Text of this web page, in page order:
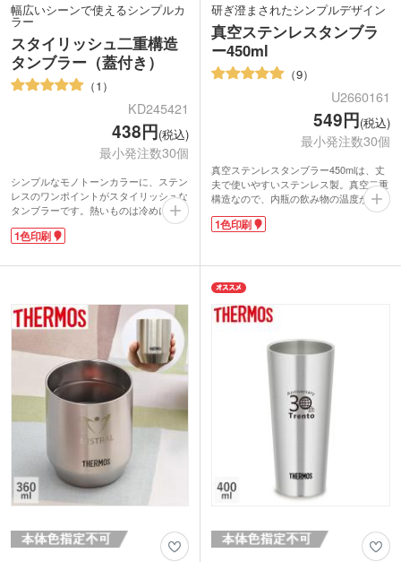
幅広いシーンで使えるシンプルカ
ラー
スタイリッシュ二重構造
タンブラー（蓋付き）
1
KD245421
438円(税込)
最小発注数30個
シンプルなモノトーンカラーに、ステン
レスのワンポイントがスタイリッシュな
タンブラーです。熱いものは冷めにく
く、冷たいものは結露しにくい二重構造
になっています。開け閉めラクラクなフ
ト。ホコリなどが入りにくく、飲み口か
1色で名入れが可能です。カフェのロゴ
を印刷してオープン記念や周年記念のノ
ベルティにおすすめです。
1色印刷
研ぎ澄まされたシンプルデザイン
真空ステンレスタンブラ
ー450ml
9
U2660161
549円(税込)
最小発注数30個
真空ステンレスタンブラー450mlは、丈
夫で使いやすいステンレス製。真空二重
構造なので、内瓶の飲み物の温度が外瓶
まで伝わらず、飲み頃の温度を保ちま
す。氷を入れてもほとんど結露せず、コ
ラーです。
450mlと大きめサイズでも、温度が長持
めますね。
シンプルデザインなのでお名入れ部分が
目立ち、開業記念や周年記念などロゴが
映えるので、もらっても喜ばれ長く愛用
される人気の商品です。
1色印刷